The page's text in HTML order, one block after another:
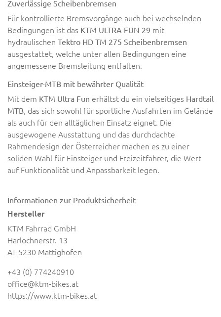
Zuverlässige Scheibenbremsen
Für kontrollierte Bremsvorgänge auch bei wechselnden
Bedingungen ist das KTM ULTRA FUN 29 mit
hydraulischen Tektro HD TM 275 Scheibenbremsen
ausgestattet, welche unter allen Bedingungen eine
angemessene Bremsleitung entfalten.
Einsteiger-MTB mit bewährter Qualität
Mit dem KTM Ultra Fun erhältst du ein vielseitiges Hardtail
MTB, das sich sowohl für sportliche Ausfahrten im Gelände
als auch für den alltäglichen Einsatz eignet. Die
ausgewogene Ausstattung und das durchdachte
Rahmendesign der Österreicher machen es zu einer
soliden Wahl für Einsteiger und Freizeitfahrer, die Wert
auf Funktionalität und Anpassbarkeit legen.
Informationen zur Produktsicherheit
Hersteller
KTM Fahrrad GmbH
Harlochnerstr. 13
AT 5230 Mattighofen
+43 (0) 774240910
office@ktm-bikes.at
https://www.ktm-bikes.at